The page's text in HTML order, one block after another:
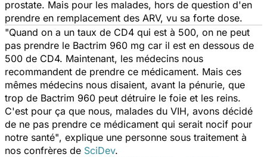
prostate. Mais pour les malades, hors de question d'en
prendre en remplacement des ARV, vu sa forte dose.
"Quand on a un taux de CD4 qui est à 500, on ne peut
pas prendre le Bactrim 960 mg car il est en dessous de
500 de CD4. Maintenant, les médecins nous
recommandent de prendre ce médicament. Mais ces
mêmes médecins nous disaient, avant la pénurie, que
trop de Bactrim 960 peut détruire le foie et les reins.
C'est pour ça que nous, malades du VIH, avons décidé
de ne pas prendre ce médicament qui serait nocif pour
notre santé", explique une personne sous traitement à
nos confrères de SciDev.